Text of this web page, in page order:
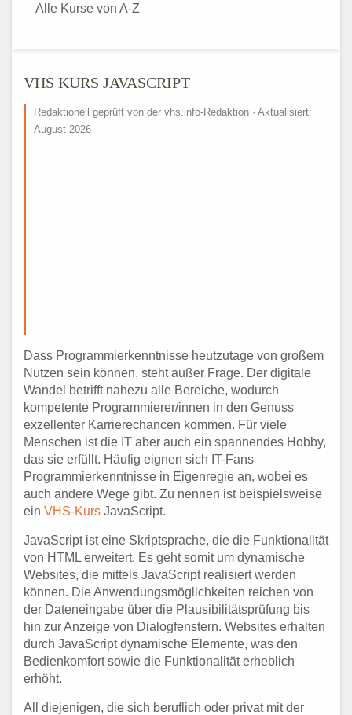
VHS KURS JAVASCRIPT
Redaktionell geprüft von der vhs.info-Redaktion · Aktualisiert:
August 2026
Dass Programmierkenntnisse heutzutage von großem
Nutzen sein können, steht außer Frage. Der digitale
Wandel betrifft nahezu alle Bereiche, wodurch
kompetente Programmierer/innen in den Genuss
exzellenter Karrierechancen kommen. Für viele
Menschen ist die IT aber auch ein spannendes Hobby,
das sie erfüllt. Häufig eignen sich IT-Fans
Programmierkenntnisse in Eigenregie an, wobei es
auch andere Wege gibt. Zu nennen ist beispielsweise
ein VHS-Kurs JavaScript.
JavaScript ist eine Skriptsprache, die die Funktionalität
von HTML erweitert. Es geht somit um dynamische
Websites, die mittels JavaScript realisiert werden
können. Die Anwendungsmöglichkeiten reichen von
der Dateneingabe über die Plausibilitätsprüfung bis
hin zur Anzeige von Dialogfenstern. Websites erhalten
durch JavaScript dynamische Elemente, was den
Bedienkomfort sowie die Funktionalität erheblich
erhöht.
All diejenigen, die sich beruflich oder privat mit der
Alle Kurse von A-Z